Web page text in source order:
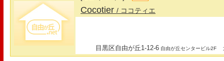
Cocotier/ ココティエ
目黒区自由が丘1-12-6 自由が丘センタービル2F